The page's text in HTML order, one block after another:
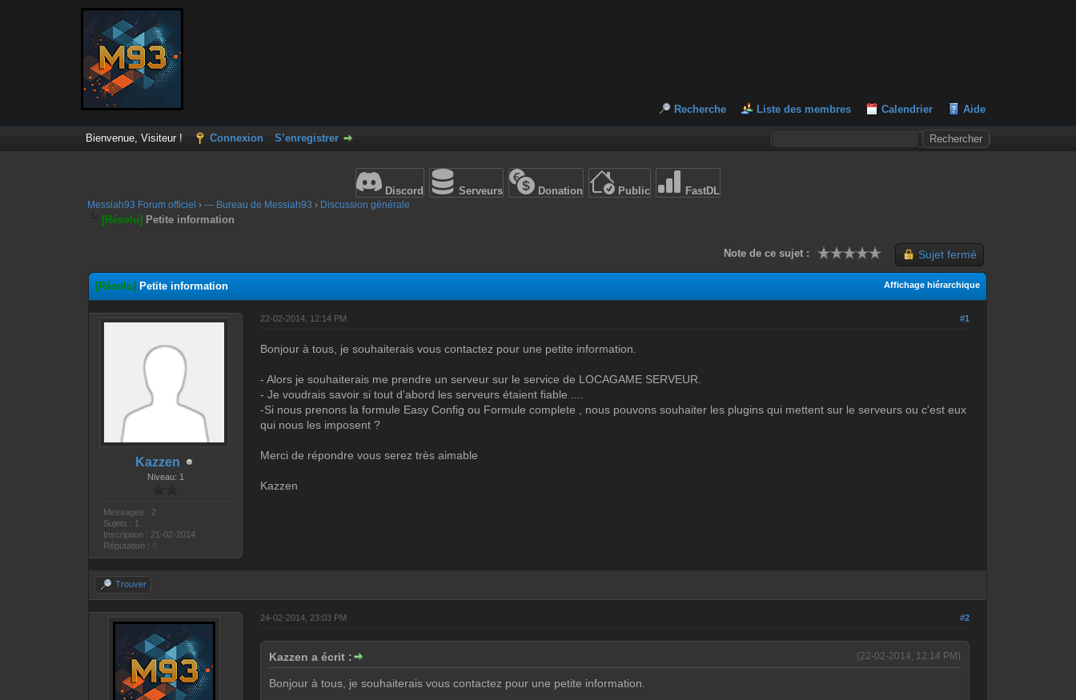
Recherche Liste des membres Calendrier Aide
Bienvenue, Visiteur ! Connexion S’enregistrer
Discord Serveurs Donation Public FastDL
Messiah93 Forum officiel ›— Bureau de Messiah93 › Discussion générale
[Résolu] Petite information
Sujet fermé
Note de ce sujet :
Affichage hiérarchique
[Résolu] Petite information
Kazzen
Niveau: 1
Messages : 2
Sujets : 1
Inscription : 21-02-2014
Réputation :
#1
22-02-2014, 12:14 PM
Bonjour à tous, je souhaiterais vous contactez pour une petite information.
- Alors je souhaiterais me prendre un serveur sur le service de LOCAGAME SERVEUR.
- Je voudrais savoir si tout d'abord les serveurs étaient fiable ....
-Si nous prenons la formule Easy Config ou Formule complete , nous pouvons souhaiter les plugins qui mettent sur le serveurs ou c'est eux
qui nous les imposent ?
Merci de répondre vous serez très aimable
Kazzen
Trouver
#2
24-02-2014, 23:03 PM
(22-02-2014, 12:14 PM)
Kazzen a écrit :
Bonjour à tous, je souhaiterais vous contactez pour une petite information.